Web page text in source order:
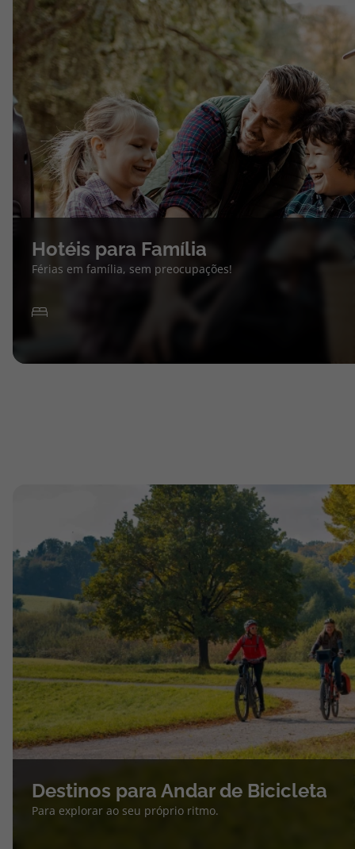
Hotéis para Família
Férias em família, sem preocupações!
Destinos para Andar de Bicicleta
Para explorar ao seu próprio ritmo.